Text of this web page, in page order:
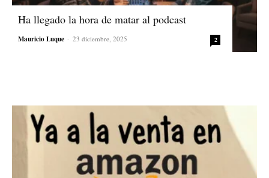
Ha llegado la hora de matar al podcast
Mauricio Luque - 23 diciembre, 2025 2